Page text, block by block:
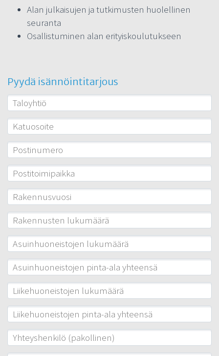
Alan julkaisujen ja tutkimusten huolellinen
seuranta
Osallistuminen alan erityiskoulutukseen
Pyydä isännöintitarjous